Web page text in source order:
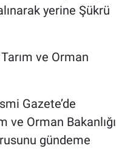
yerine Şükrü
ve Orman
Gazete’de
ve Orman Bakanlığı
gündeme